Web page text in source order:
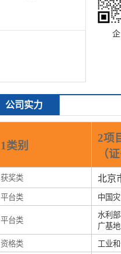
公司实力
1类别
2项
（
获奖类 北京
平台类 中国
平台类
水利
广基地
资格类
工业